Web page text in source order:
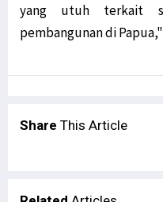
yang utuh terkait
pembangunan di
Share This Article